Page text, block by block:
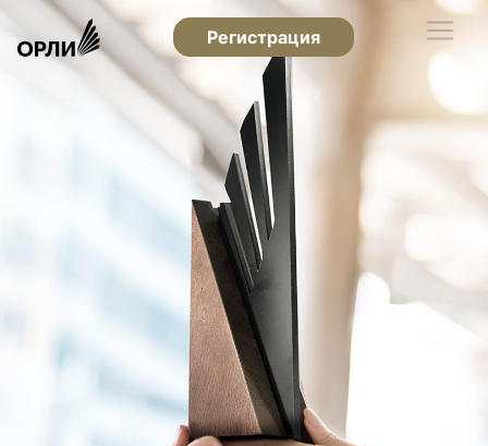
Регистрация